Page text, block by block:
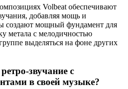
Volbeat обеспечивают
добавляя мощь и
создают мощный фундамент для
метала с мелодичностью
выделяться на фоне других
звучание с
в своей музыке?